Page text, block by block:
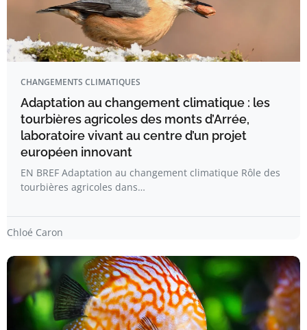
CHANGEMENTS CLIMATIQUES
Adaptation au changement climatique : les
tourbières agricoles des monts d’Arrée,
laboratoire vivant au centre d’un projet
européen innovant
EN BREF Adaptation au changement climatique Rôle des
tourbières agricoles dans…
Chloé Caron